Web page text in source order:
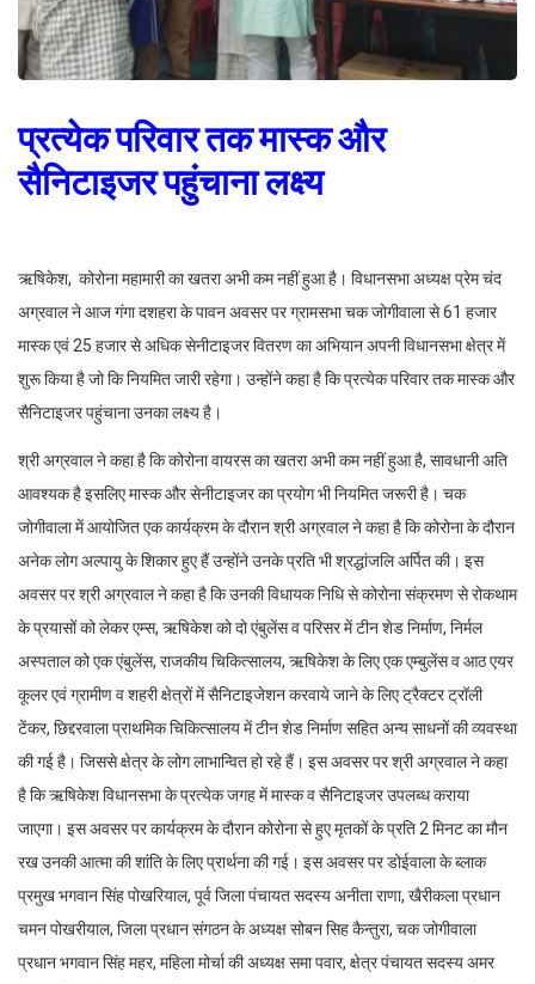
प्रत्येक परिवार तक मास्क और
सैनिटाइजर पहुंचाना लक्ष्य
ऋषिकेश, कोरोना महामारी का खतरा अभी कम नहीं हुआ है। विधानसभा अध्यक्ष प्रेम चंद
अग्रवाल ने आज गंगा दशहरा के पावन अवसर पर ग्रामसभा चक जोगीवाला से 61 हजार
मास्क एवं 25 हजार से अधिक सेनीटाइजर वितरण का अभियान अपनी विधानसभा क्षेत्र में
शुरू किया है जो कि नियमित जारी रहेगा। उन्होंने कहा है कि प्रत्येक परिवार तक मास्क और
सैनिटाइजर पहुंचाना उनका लक्ष्य है।
श्री अग्रवाल ने कहा है कि कोरोना वायरस का खतरा अभी कम नहीं हुआ है, सावधानी अति
आवश्यक है इसलिए मास्क और सेनीटाइजर का प्रयोग भी नियमित जरूरी है। चक
जोगीवाला में आयोजित एक कार्यक्रम के दौरान श्री अग्रवाल ने कहा है कि कोरोना के दौरान
अनेक लोग अल्पायु के शिकार हुए हैं उन्होंने उनके प्रति भी श्रद्धांजलि अर्पित की। इस
अवसर पर श्री अग्रवाल ने कहा है कि उनकी विधायक निधि से कोरोना संक्रमण से रोकथाम
के प्रयासों को लेकर एम्स, ऋषिकेश को दो एंबुलेंस व परिसर में टीन शेड निर्माण, निर्मल
अस्पताल को एक एंबुलेंस, राजकीय चिकित्सालय, ऋषिकेश के लिए एक एम्बुलेंस व आठ एयर
कूलर एवं ग्रामीण व शहरी क्षेत्रों में सैनिटाइजेशन करवाये जाने के लिए ट्रैक्टर ट्रॉली
टेंकर, छिद्दरवाला प्राथमिक चिकित्सालय में टीन शेड निर्माण सहित अन्य साधनों की व्यवस्था
की गई है। जिससे क्षेत्र के लोग लाभान्वित हो रहे हैं। इस अवसर पर श्री अग्रवाल ने कहा
है कि ऋषिकेश विधानसभा के प्रत्येक जगह में मास्क व सैनिटाइजर उपलब्ध कराया
जाएगा। इस अवसर पर कार्यक्रम के दौरान कोरोना से हुए मृतकों के प्रति 2 मिनट का मौन
रख उनकी आत्मा की शांति के लिए प्रार्थना की गई। इस अवसर पर डोईवाला के ब्लाक
प्रमुख भगवान सिंह पोखरियाल, पूर्व जिला पंचायत सदस्य अनीता राणा, खैरीकला प्रधान
चमन पोखरीयाल, जिला प्रधान संगठन के अध्यक्ष सोबन सिह कैन्तुरा, चक जोगीवाला
प्रधान भगवान सिंह महर, महिला मोर्चा की अध्यक्ष समा पवार, क्षेत्र पंचायत सदस्य अमर